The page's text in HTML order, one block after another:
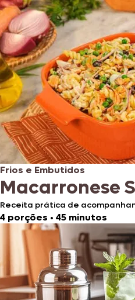
Frios e Embutidos
Macarronese
Receita prática de
4 porções • 45 minutos